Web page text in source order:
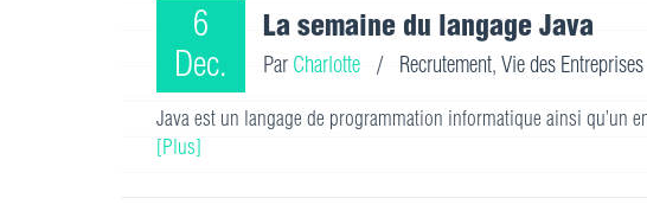
6
Dec.
La semaine du langage Java
Par Charlotte / Recrutement, Vie des Entreprises
Java est un langage de programmation informatique ainsi qu’un
[Plus]